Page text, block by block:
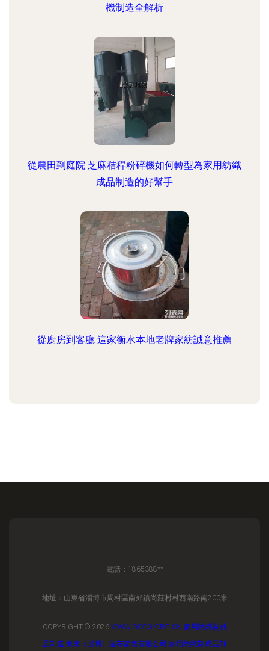
機制造全解析
從農田到庭院 芝麻秸稈粉碎機如何轉型為家用紡織
成品制造的好幫手
從廚房到客廳 這家衡水本地老牌家紡誠意推薦
電話：1865388**
地址：山東省淄博市周村區南郊鎮尚莊村村西南路南200米
COPYRIGHT © 2026 WWW.GCCG.ORG.CN 家用紡織制成
品制造 東來（淄博）篷布銷售有限公司 家用紡織制成品制